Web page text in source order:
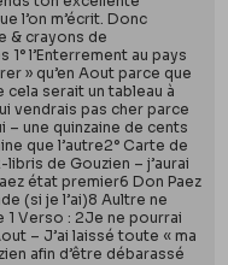
l’on m’écrit. Donc
& crayons de
l’Enterrement au pays
» qu’en Aout parce que
cela serait un tableau à
vendrais pas cher parce
– une quinzaine de cents
que l’autre2° Carte de
de Gouzien – j’aurai
état premier6 Don Paez
(si je l’ai)8 Aultre ne
1 Verso : 2Je ne pourrai
– J’ai laissé toute « ma
afin d’être débarassé